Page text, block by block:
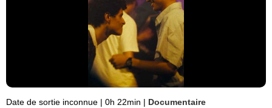
Date de sortie inconnue | 0h 22min | Documentaire